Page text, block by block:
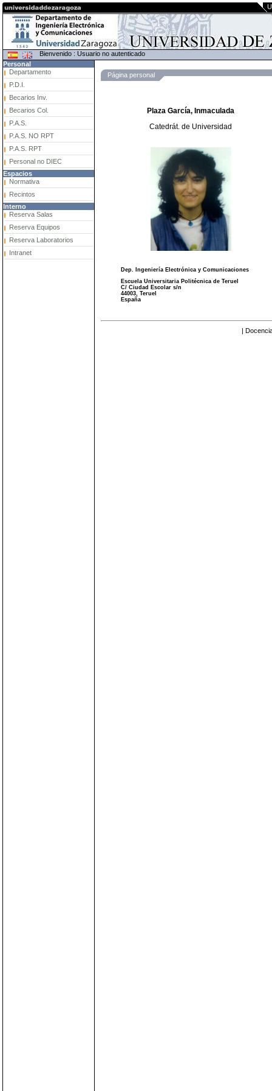
Bienvenido : Usuario no autenticado
Personal
Departamento
P.D.I.
Becarios Inv.
Becarios Col.
P.A.S.
P.A.S. NO RPT
P.A.S. RPT
Personal no DIEC
Espacios
Normativa
Recintos
Interno
Reserva Salas
Reserva Equipos
Reserva Laboratorios
Intranet
Página personal
Plaza García, Inmaculada
Catedrát. de Universidad
Dep. Ingeniería Electrónica y Comunicaciones
Escuela Universitaria Politécnica de Teruel
C/ Ciudad Escolar s/n
44003, Teruel
España
|